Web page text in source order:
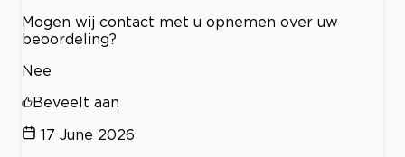
Mogen wij contact met u opnemen over uw
beoordeling?
Nee
Beveelt aan
17 June 2026